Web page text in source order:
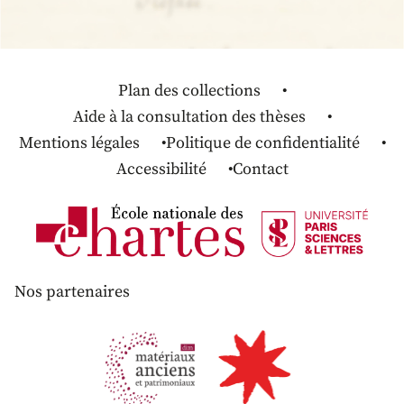
Plan des collections
Aide à la consultation des thèses
Mentions légales
Politique de confidentialité
Accessibilité
Contact
Nos partenaires